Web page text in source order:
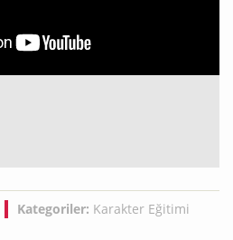
Kategoriler: Karakter Eğitimi